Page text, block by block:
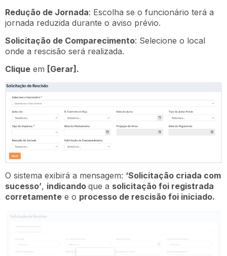
Redução de Jornada: Escolha se o funcionário terá a
jornada reduzida durante o aviso prévio.
Solicitação de Comparecimento: Selecione o local
onde a rescisão será realizada.
Clique em [Gerar].
O sistema exibirá a mensagem: ‘Solicitação criada com
sucesso’, indicando que a solicitação foi registrada
corretamente e o processo de rescisão foi iniciado.